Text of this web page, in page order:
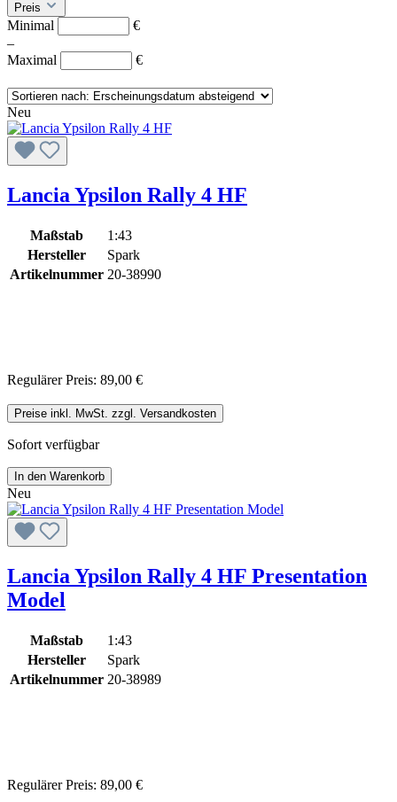
Preis
Minimal
€
–
Maximal
€
Neu
Lancia Ypsilon Rally 4 HF
Maßstab
1:43
Hersteller
Spark
Artikelnummer 20-38990
Regulärer Preis: 89,00 €
Preise inkl. MwSt. zzgl. Versandkosten
Sofort verfügbar
In den Warenkorb
Neu
Lancia Ypsilon Rally 4 HF Presentation
Model
Maßstab
1:43
Hersteller
Spark
Artikelnummer 20-38989
Regulärer Preis: 89,00 €